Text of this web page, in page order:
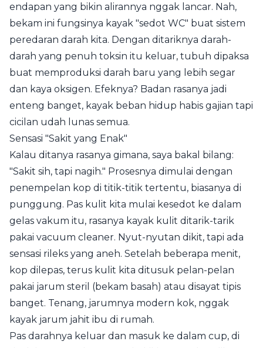
endapan yang bikin alirannya nggak lancar. Nah,
bekam ini fungsinya kayak "sedot WC" buat sistem
peredaran darah kita. Dengan ditariknya darah-
darah yang penuh toksin itu keluar, tubuh dipaksa
buat memproduksi darah baru yang lebih segar
dan kaya oksigen. Efeknya? Badan rasanya jadi
enteng banget, kayak beban hidup habis gajian tapi
cicilan udah lunas semua.
Sensasi "Sakit yang Enak"
Kalau ditanya rasanya gimana, saya bakal bilang:
"Sakit sih, tapi nagih." Prosesnya dimulai dengan
penempelan kop di titik-titik tertentu, biasanya di
punggung. Pas kulit kita mulai kesedot ke dalam
gelas vakum itu, rasanya kayak kulit ditarik-tarik
pakai vacuum cleaner. Nyut-nyutan dikit, tapi ada
sensasi rileks yang aneh. Setelah beberapa menit,
kop dilepas, terus kulit kita ditusuk pelan-pelan
pakai jarum steril (bekam basah) atau disayat tipis
banget. Tenang, jarumnya modern kok, nggak
kayak jarum jahit ibu di rumah.
Pas darahnya keluar dan masuk ke dalam cup, di